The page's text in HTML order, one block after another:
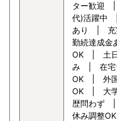
ター歓迎
代)活躍中
あり | 充
勤続達成
OK | 土
み | 在宅
OK | 外国
OK | 大
歴問わず
休み調整